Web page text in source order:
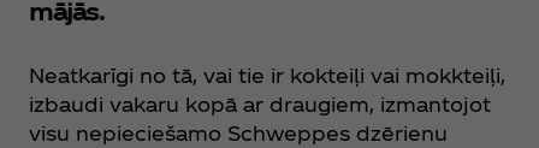
mājās.
Neatkarīgi no tā, vai tie ir kokteiļi vai mokkteiļi,
izbaudi vakaru kopā ar draugiem, izmantojot
visu nepieciešamo Schweppes dzērienu